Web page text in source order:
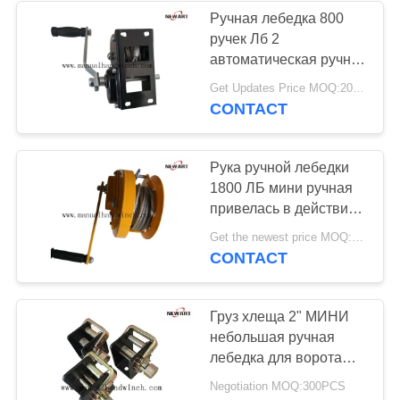
Инструменты
кабеля для
воздушных линий
Анти- веревочка
провода закрутки
13
Ручная лебедка 800
ручек Лб 2
автоматическая ручная
с тормозом для
подниматься
CONTACT
Рука ручной лебедки
1800 ЛБ мини ручная
привелась в действие
ворот тормоза для
трейлера/конструкции
Get the newest price MOQ:300PCS
CONTACT
Груз хлеща 2" МИНИ
небольшая ручная
лебедка для ворота
тележки праворукого
Negotiation MOQ:300PCS